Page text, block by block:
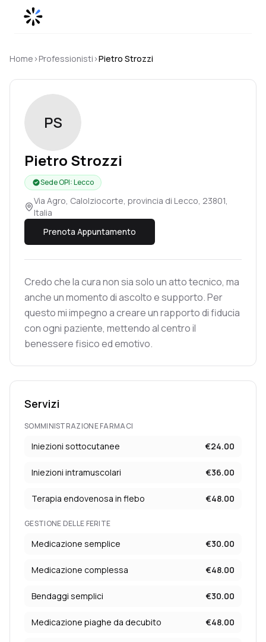
Skip to content
Home ›Professionisti ›Pietro Strozzi
PS
Pietro Strozzi
Sede OPI:Lecco
Via Agro, Calolziocorte, provincia di Lecco, 23801,
Italia
Prenota Appuntamento
Credo che la cura non sia solo un atto tecnico, ma
anche un momento di ascolto e supporto. Per
questo mi impegno a creare un rapporto di fiducia
con ogni paziente, mettendo al centro il
benessere fisico ed emotivo.
Servizi
SOMMINISTRAZIONE FARMACI
Iniezioni sottocutanee €24.00
Iniezioni intramuscolari €36.00
Terapia endovenosa in flebo €48.00
GESTIONE DELLE FERITE
Medicazione semplice €30.00
Medicazione complessa €48.00
Bendaggi semplici €30.00
Medicazione piaghe da decubito €48.00